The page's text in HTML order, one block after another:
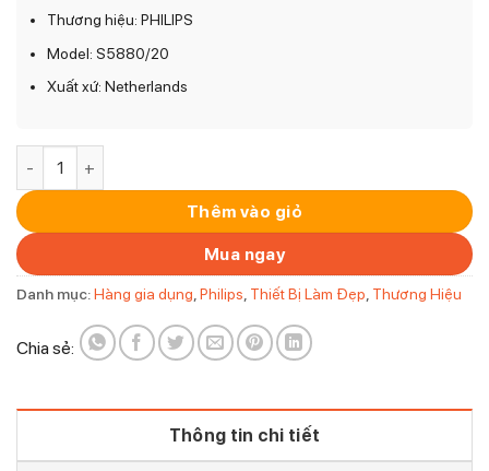
Thương hiệu: PHILIPS
Model: S5880/20
Xuất xứ: Netherlands
Máy cạo râu Philips S5880/20 số lượng
Thêm vào giỏ
Mua ngay
Danh mục:Hàng gia dụng Philips Thiết Bị Làm Đẹp Thương Hiệu
Chia sẻ:
Thông tin chi tiết